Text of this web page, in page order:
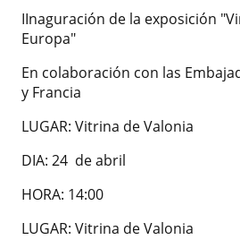
IInaguración de la exposición
Europa"
En colaboración con las
y Francia
LUGAR: Vitrina de Valonia
DIA: 24 de abril
HORA: 14:00
LUGAR: Vitrina de Valonia